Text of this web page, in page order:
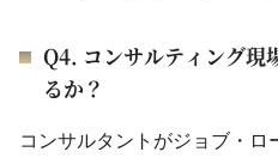
Q4. コンサルティング現
るか？
コンサルタントがジョブ・